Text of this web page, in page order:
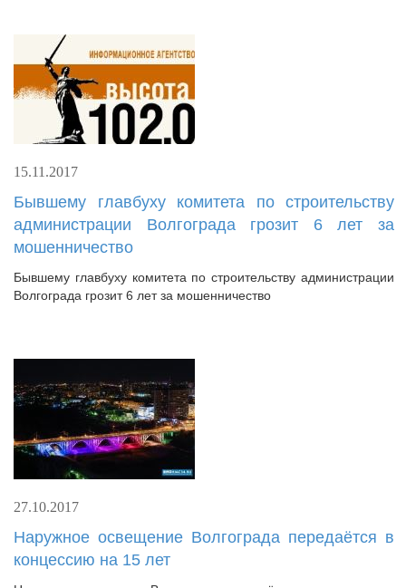
15.11.2017
Бывшему главбуху комитета по строительству
администрации Волгограда грозит 6 лет за
мошенничество
Бывшему главбуху комитета по строительству администрации
Волгограда грозит 6 лет за мошенничество
27.10.2017
Наружное освещение Волгограда передаётся в
концессию на 15 лет